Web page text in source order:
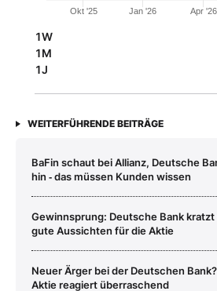
Okt '25 Jan '26 Apr '26
1W
1M
1J
WEITERFÜHRENDE BEITRÄGE
BaFin schaut bei Allianz, Deutsche
hin ‑ das müssen Kunden wissen
Gewinnsprung: Deutsche Bank kratzt
gute Aussichten für die Aktie
Neuer Ärger bei der Deutschen
Aktie reagiert überraschend